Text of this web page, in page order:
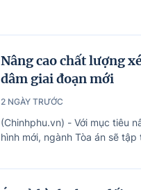
Nâng cao chất lượng
dâm giai đoạn mới
2 NGÀY TRƯỚC
(Chinhphu.vn) - Với mục tiêu
hình mới, ngành Tòa án sẽ